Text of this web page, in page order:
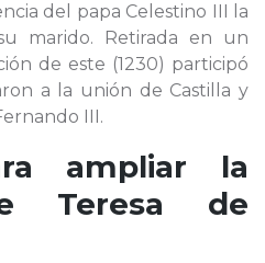
del papa Celestino III la
marido. Retirada en un
de este (1230) participó
a la unión de Castilla y
III.
ampliar la
Teresa de